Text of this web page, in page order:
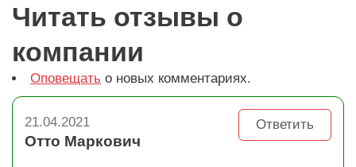
Читать отзывы о
компании
Оповещать о новых комментариях.
Ответить
21.04.2021
Отто Маркович